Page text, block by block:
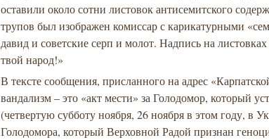
оставили около сотни листовок антисемитского
трупов был изображен комиссар с карикатурными
давид и советские серп и молот. Надпись на
твой народ!»
В тексте сообщения, присланного на адрес
вандализм – это «акт мести» за Голодомор, который
(четвертую субботу ноября, 26 ноября в этом году, в
Голодомора, который Верховной Радой признан